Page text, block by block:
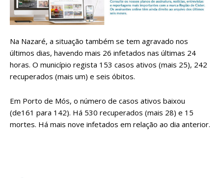
Na Nazaré, a situação também se tem agravado nos
últimos dias, havendo mais 26 infetados nas últimas 24
horas. O município regista 153 casos ativos (mais 25), 242
recuperados (mais um) e seis óbitos.
Em Porto de Mós, o número de casos ativos baixou
(de161 para 142). Há 530 recuperados (mais 28) e 15
mortes. Há mais nove infetados em relação ao dia anterior.